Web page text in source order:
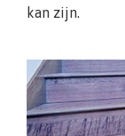
kan zijn.